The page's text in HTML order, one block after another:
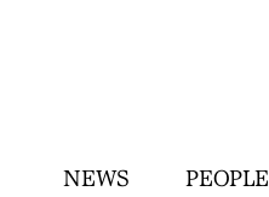
NEWS PEOPLE